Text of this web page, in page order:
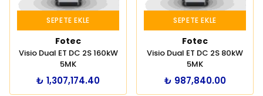
SEPETE EKLE
Fotec
Visio Dual ET DC 2S 160kW
5MK
₺ 1,307,174.40
SEPETE EKLE
Fotec
Visio Dual ET DC 2S 80kW
5MK
₺ 987,840.00